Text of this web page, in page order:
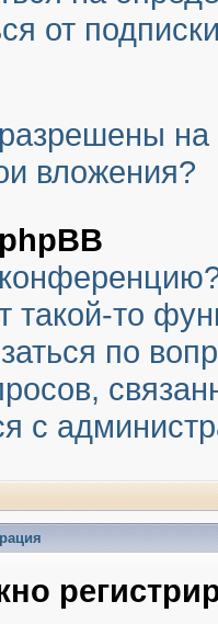
от
вложения?
такой-то
по
с